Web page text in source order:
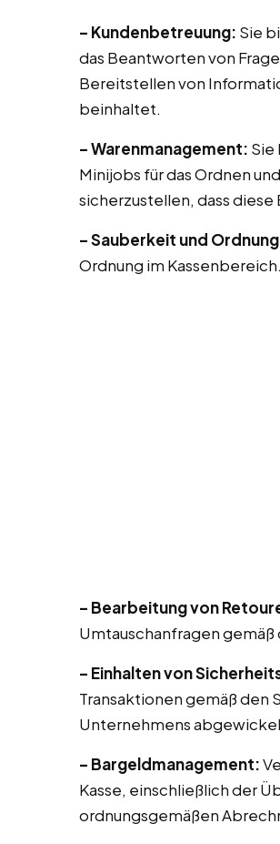
– Kundenbetreuung: Sie
das Beantworten von
Bereitstellen von
beinhaltet.
– Warenmanagement: Sie
Minijobs für das Ordnen
sicherzustellen, dass
– Sauberkeit und
Ordnung im Kassenbereich.
– Bearbeitung von
Umtauschanfragen gemäß
– Einhalten von
Transaktionen gemäß den
Unternehmens
– Bargeldmanagement:
Kasse, einschließlich der
ordnungsgemäßen